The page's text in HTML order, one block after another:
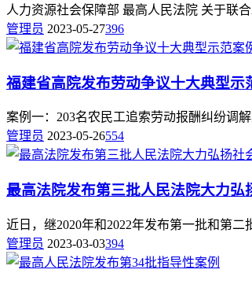
人力资源社会保障部 最高人民法院 关于联
管理员 2023-05-27396
福建省高院发布劳动争议十大典型示
案例一：203名农民工追索劳动报酬纠纷
管理员 2023-05-26554
最高法院发布第三批人民法院大力
近日，继2020年和2022年发布第一批和第
管理员 2023-03-03394